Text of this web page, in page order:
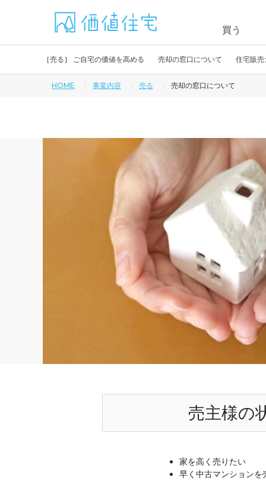
買う
［売る ］ ご自宅の価値を高める 売却の窓口について 住宅販売
HOME 事業内容 売る 売却の窓口について
売主様の
家を高く売りたい
早く中古マンション